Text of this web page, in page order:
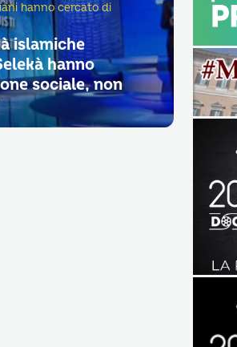
hanno cercato di
islamiche
hanno
sociale, non